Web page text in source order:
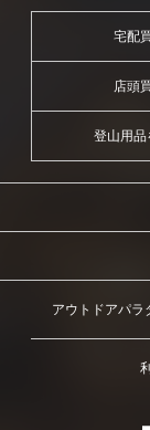
宅配
店頭
登山用品
アウトドアパラ